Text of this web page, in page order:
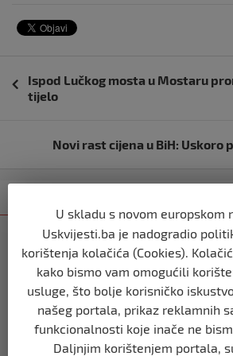
objava
Ispod Lučkog mosta u Mostaru
tijelo
Novi rast cijena u BiH: Uskoro
BIH
Ravnopravnost da —
manipulacija ne
prije 2 mjeseca
BIH
U skladu s novom europskom
Uskvijesti.ba je nadogradio
korištenja kolačića (Cookies).
kako bismo vam omogućili
usluge, što bolje korisničko
našeg portala, prikaz reklamnih
funkcionalnosti koje inače ne
Daljnjim korištenjem portala,